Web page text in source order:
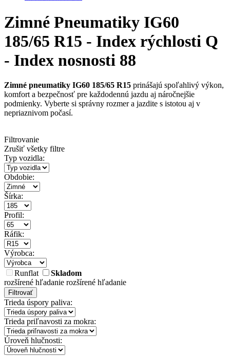
Zimné Pneumatiky IG60
185/65 R15 - Index rýchlosti Q
- Index nosnosti 88
Zimné pneumatiky IG60 185/65 R15 prinášajú spoľahlivý výkon,
komfort a bezpečnosť pre každodennú jazdu aj náročnejšie
podmienky. Vyberte si správny rozmer a jazdite s istotou aj v
nepriaznivom počasí.
Filtrovanie
Zrušiť všetky filtre
Typ vozidla:
Obdobie:
Šírka:
Profil:
Ráfik:
Výrobca:
Runflat
Skladom
rozšírené hľadanie rozšírené hľadanie
Filtrovať
Trieda úspory paliva:
Trieda priľnavosti za mokra:
Úroveň hlučnosti: